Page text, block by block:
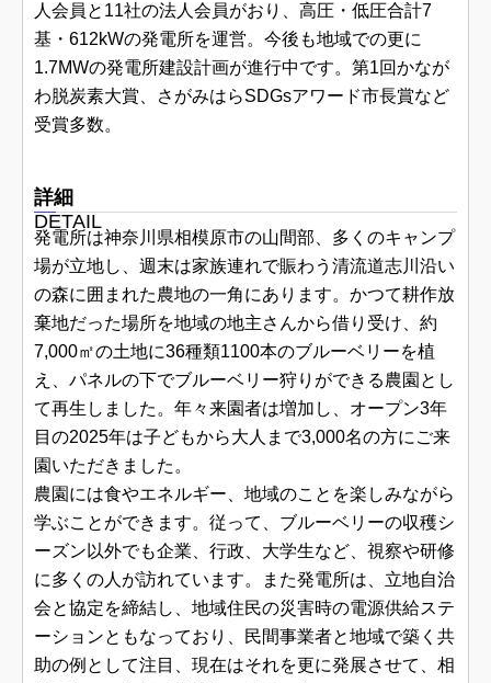
人会員と11社の法人会員がおり、高圧・低圧合計7
基・612kWの発電所を運営。今後も地域での更に
1.7MWの発電所建設計画が進行中です。第1回かなが
わ脱炭素大賞、さがみはらSDGsアワード市長賞など
受賞多数。
詳細
DETAIL
発電所は神奈川県相模原市の山間部、多くのキャンプ
場が立地し、週末は家族連れで賑わう清流道志川沿い
の森に囲まれた農地の一角にあります。かつて耕作放
棄地だった場所を地域の地主さんから借り受け、約
7,000㎡の土地に36種類1100本のブルーベリーを植
え、パネルの下でブルーベリー狩りができる農園とし
て再生しました。年々来園者は増加し、オープン3年
目の2025年は子どもから大人まで3,000名の方にご来
園いただきました。
農園には食やエネルギー、地域のことを楽しみながら
学ぶことができます。従って、ブルーベリーの収穫シ
ーズン以外でも企業、行政、大学生など、視察や研修
に多くの人が訪れています。また発電所は、立地自治
会と協定を締結し、地域住民の災害時の電源供給ステ
ーションともなっており、民間事業者と地域で築く共
助の例として注目、現在はそれを更に発展させて、相